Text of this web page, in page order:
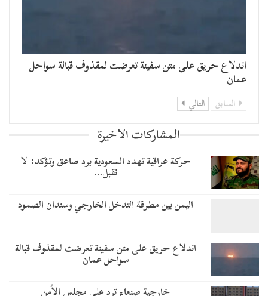
اندلاع حريق على متن سفينة تعرضت لمقذوف قبالة سواحل
عمان
السابق التالي
المشاركات الاخيرة
حركة عراقية تهدد السعودية برد صاعق وتؤكد: لا
نقبل…
اليمن بين مطرقة التدخل الخارجي وسندان الصمود
اندلاع حريق على متن سفينة تعرضت لمقذوف قبالة
سواحل عمان
خارجية صنعاء ترد على مجلس الأمن